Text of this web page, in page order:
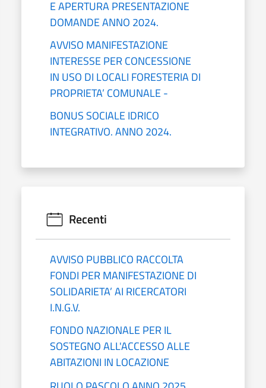
E APERTURA PRESENTAZIONE
DOMANDE ANNO 2024.
AVVISO MANIFESTAZIONE
INTERESSE PER CONCESSIONE
IN USO DI LOCALI FORESTERIA DI
PROPRIETA’ COMUNALE -
BONUS SOCIALE IDRICO
INTEGRATIVO. ANNO 2024.
Recenti
AVVISO PUBBLICO RACCOLTA
FONDI PER MANIFESTAZIONE DI
SOLIDARIETA’ AI RICERCATORI
I.N.G.V.
FONDO NAZIONALE PER IL
SOSTEGNO ALL'ACCESSO ALLE
ABITAZIONI IN LOCAZIONE